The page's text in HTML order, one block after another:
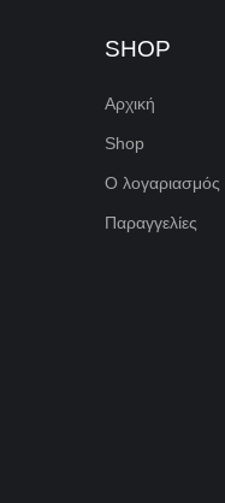
SHOP
Αρχική
Shop
Ο λογαριασμός
Παραγγελίες